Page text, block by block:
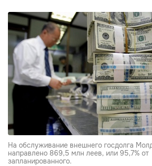
На обслуживание внешнего госдолга
направлено 869,5 млн леев, или 95,7% от
запланированного.